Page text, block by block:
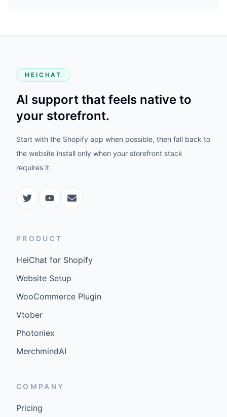
HEICHAT
AI support that feels native to
your storefront.
Start with the Shopify app when possible, then fall back to
the website install only when your storefront stack
requires it.
PRODUCT
HeiChat for Shopify
Website Setup
WooCommerce Plugin
Vtober
Photoniex
MerchmindAI
COMPANY
Pricing